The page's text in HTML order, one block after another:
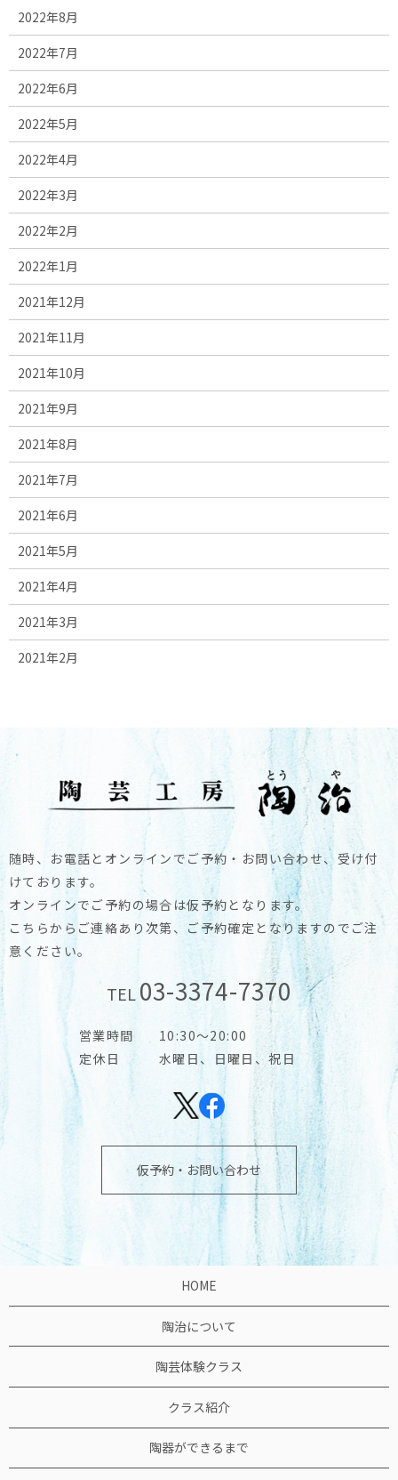
2022年8月
2022年7月
2022年6月
2022年5月
2022年4月
2022年3月
2022年2月
2022年1月
2021年12月
2021年11月
2021年10月
2021年9月
2021年8月
2021年7月
2021年6月
2021年5月
2021年4月
2021年3月
2021年2月
随時、お電話とオンラインでご予約・お問い合わせ、受け付
けております。
オンラインでご予約の場合は仮予約となります。
こちらからご連絡あり次第、ご予約確定となりますのでご注
意ください。
TEL03-3374-7370
営業時間
10:30～20:00
定休日
水曜日、日曜日、祝日
仮予約・お問い合わせ
HOME
陶治について
陶芸体験クラス
クラス紹介
陶器ができるまで